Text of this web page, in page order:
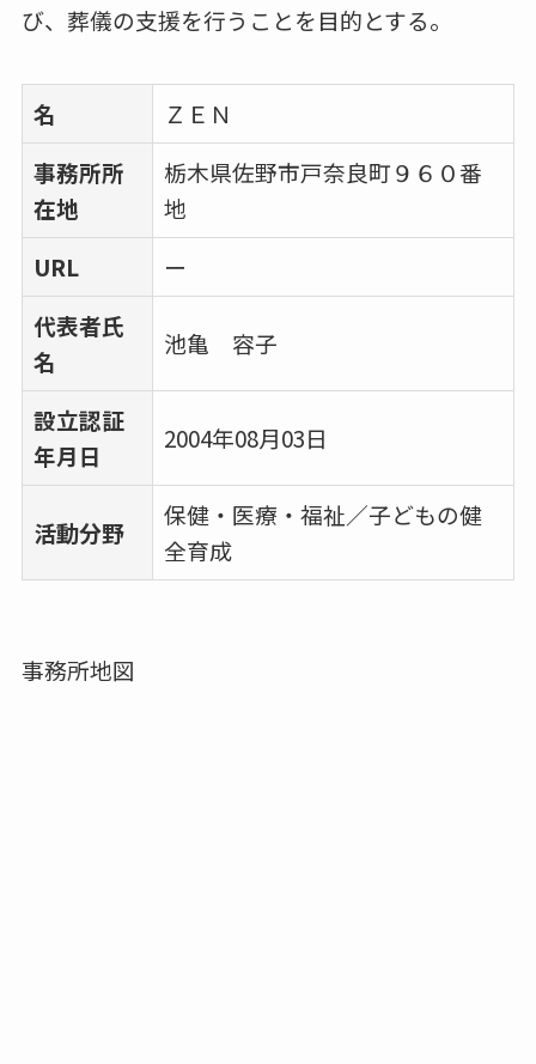
び、葬儀の支援を行うことを目的とする。
名
ＺＥＮ
事務所所
在地
栃木県佐野市戸奈良町９６０番
地
URL
ー
代表者氏
名
池亀 容子
設立認証
年月日
2004年08月03日
活動分野
保健・医療・福祉／子どもの健
全育成
事務所地図